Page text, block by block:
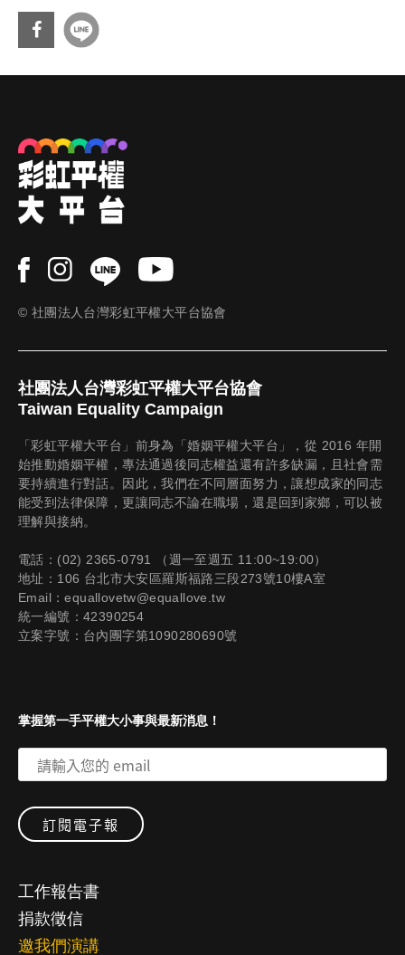
cebo
ok
© 社團法人台灣彩虹平權大平台協會
社團法人台灣彩虹平權大平台協會
Taiwan Equality Campaign
「彩虹平權大平台」前身為「婚姻平權大平台」，從 2016 年開
始推動婚姻平權，專法通過後同志權益還有許多缺漏，且社會需
要持續進行對話。因此，我們在不同層面努力，讓想成家的同志
能受到法律保障，更讓同志不論在職場，還是回到家鄉，可以被
理解與接納。
電話：(02) 2365-0791 （週一至週五 11:00~19:00）
地址：106 台北市大安區羅斯福路三段273號10樓A室
Email：equallovetw@equallove.tw
統一編號：42390254
立案字號：台內團字第1090280690號
掌握第一手平權大小事與最新消息！
工作報告書
捐款徵信
邀我們演講